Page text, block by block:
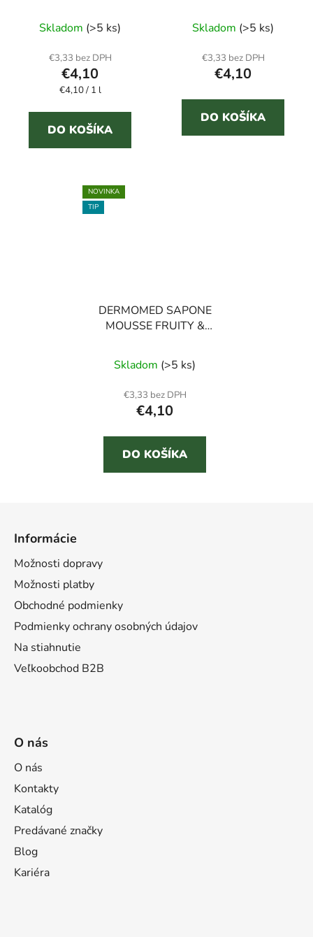
biele kvety 1 l
Skladom (>5 ks)
€3,33 bez DPH
€4,10
Jednotková
€4,10 / 1 l
DO KOŠÍKA
Skladom (>5 ks)
€3,33 bez DPH
€4,10
DO KOŠÍKA
NOVINKA
TIP
DERMOMED SAPONE
MOUSSE FRUITY &
Skladom (>5 ks)
€3,33 bez DPH
€4,10
DO KOŠÍKA
Informácie
Možnosti dopravy
Možnosti platby
Obchodné podmienky
Podmienky ochrany osobných údajov
Na stiahnutie
Veľkoobchod B2B
O nás
O nás
Kontakty
Katalóg
Predávané značky
Blog
Kariéra